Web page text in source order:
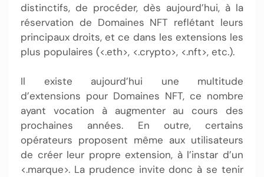
distinctifs, de procéder, dès aujourd’hui, à la
réservation de Domaines NFT reflétant leurs
principaux droits, et ce dans les extensions les
plus populaires (<.eth>, <.crypto>, <.nft>, etc.).
Il existe aujourd’hui une multitude
d’extensions pour Domaines NFT, ce nombre
ayant vocation à augmenter au cours des
prochaines années. En outre, certains
opérateurs proposent même aux utilisateurs
de créer leur propre extension, à l’instar d’un
<.marque>. La prudence invite donc à se tenir